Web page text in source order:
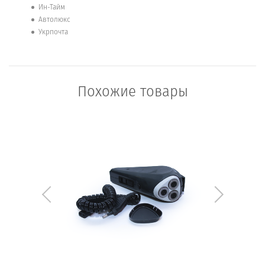
Ин-Тайм
Автолюкс
Укрпочта
Похожие товары